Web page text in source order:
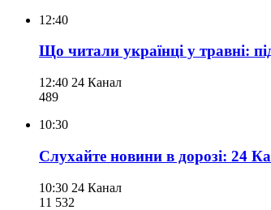
12:40
Що читали українці у травні:
12:40 24 Канал
489
10:30
Слухайте новини в дорозі: 24
10:30 24 Канал
11 532